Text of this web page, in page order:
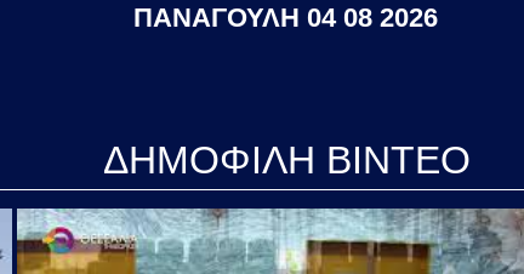
ΠΑΝΑΓΟΥΛΗ 04 08 2026
ΔΗΜΟΦΙΛΗ ΒΙΝΤΕΟ